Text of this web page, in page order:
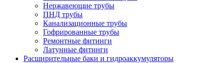
Нержавеющие трубы
ПНД трубы
Канализационные трубы
Гофрированные трубы
Ремонтные фитинги
Латунные фитинги
Расширительные баки и гидроаккумуляторы